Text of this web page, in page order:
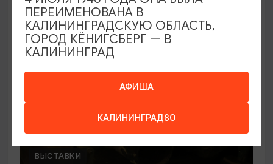
ПУШКИНСКАЯ КАРТА
ВЫСТАВКИ
АФИША
КАЛИНИНГРАД80
ПЕРЕИМЕНОВАНА В
КАЛИНИНГРАДСКУЮ ОБЛАСТЬ,
ГОРОД КЁНИГСБЕРГ — В
КАЛИНИНГРАД